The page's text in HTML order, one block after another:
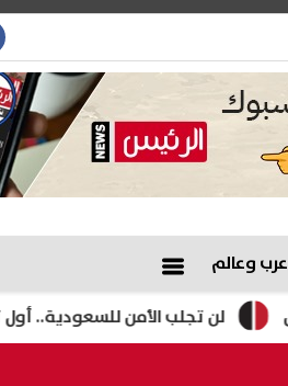
عرب وعالم
لن تجلب الأمن للسعودية.. أول